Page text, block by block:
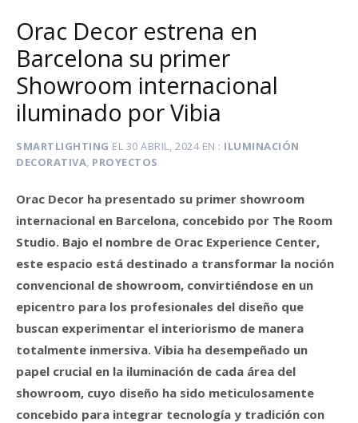
Orac Decor estrena en
Barcelona su primer
Showroom internacional
iluminado por Vibia
SMARTLIGHTING EL 30 ABRIL, 2024EN
ILUMINACIÓN
DECORATIVA, PROYECTOS
Orac Decor ha presentado su primer showroom
internacional en Barcelona, concebido por The Room
Studio. Bajo el nombre de Orac Experience Center,
este espacio está destinado a transformar la noción
convencional de showroom, convirtiéndose en un
epicentro para los profesionales del diseño que
buscan experimentar el interiorismo de manera
totalmente inmersiva. Vibia ha desempeñado un
papel crucial en la iluminación de cada área del
showroom, cuyo diseño ha sido meticulosamente
concebido para integrar tecnología y tradición con